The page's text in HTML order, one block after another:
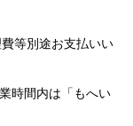
等別途お支払いい
時間内は「もへい